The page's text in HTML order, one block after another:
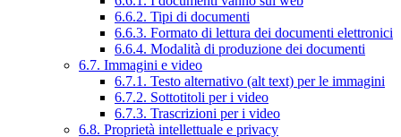
6.6.2. Tipi di documenti
6.6.3. Formato di lettura dei documenti elettronici
6.6.4. Modalità di produzione dei documenti
6.7. Immagini e video
6.7.1. Testo alternativo (alt text) per le immagini
6.7.2. Sottotitoli per i video
6.7.3. Trascrizioni per i video
6.8. Proprietà intellettuale e privacy